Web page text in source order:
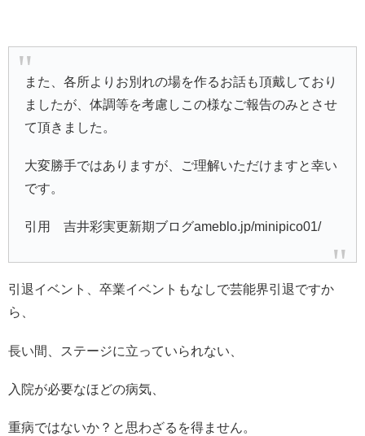
また、各所よりお別れの場を作るお話も頂戴しており
ましたが、体調等を考慮しこの様なご報告のみとさせ
て頂きました。
大変勝手ではありますが、ご理解いただけますと幸い
です。
引用吉井彩実更新期ブログameblo.jp/minipico01/
引退イベント、卒業イベントもなしで芸能界引退ですか
ら、
長い間、ステージに立っていられない、
入院が必要なほどの病気、
重病ではないか？と思わざるを得ません。